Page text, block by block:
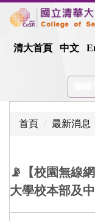
跳
到
主清大首頁 中文
首頁 最新消息
📡【校園無線
大學校本部及